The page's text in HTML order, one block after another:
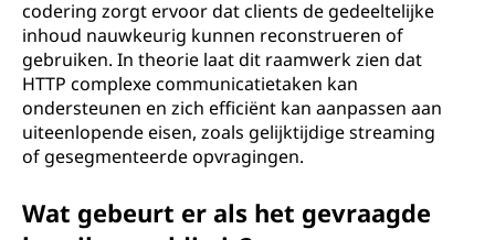
codering zorgt ervoor dat clients de gedeeltelijke
inhoud nauwkeurig kunnen reconstrueren of
gebruiken. In theorie laat dit raamwerk zien dat
HTTP complexe communicatietaken kan
ondersteunen en zich efficiënt kan aanpassen aan
uiteenlopende eisen, zoals gelijktijdige streaming
of gesegmenteerde opvragingen.
Wat gebeurt er als het gevraagde